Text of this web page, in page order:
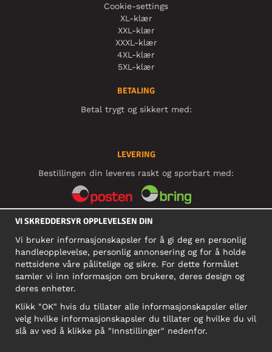
Cookie-settings
XL-klær
XXL-klær
XXXL-klær
4XL-klær
5XL-klær
BETALING
Betal trygt og sikkert med:
LEVERING
Bestillingen din leveres raskt og sporbart med:
SOSIALE MEDIER
BEDRIFT
911 891 581 MVA
NB! Ikke bruk denne adressen til å sende produkter i retur!
VI SKREDDERSYR OPPLEVELSEN DIN
Vi bruker informasjonskapsler for å gi deg en personlig
handleopplevelse, personlig annonsering og for å holde
nettsidene våre pålitelige og sikre. For dette formålet
samler vi inn informasjon om brukere, deres design og
deres enheter.
Klikk "OK" hvis du tillater alle informasjonskapsler eller
velg hvilke informasjonskapsler du tillater og hvilke du vil
slå av ved å klikke på "Innstillinger" nedenfor.